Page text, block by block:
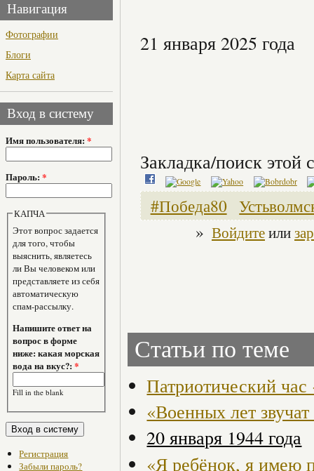
Навигация
Фотографии
Блоги
Карта сайта
Вход в систему
Имя пользователя: *
Пароль: *
КАПЧА
Этот вопрос задается
для того, чтобы
выяснить, являетесь
ли Вы человеком или
представляете из себя
автоматическую
спам-рассылку.
Напишите ответ на
вопрос в форме
ниже: какая морская
вода на вкус?:*
Fill in the blank
Регистрация
Забыли пароль?
21 января 2025 года
Закладка/поиск этой
#Победа80
» Войдитеили
Статьи по теме
Патриотический
«Военных лет
20 января 1944 года
«Я ребёнок, я имею